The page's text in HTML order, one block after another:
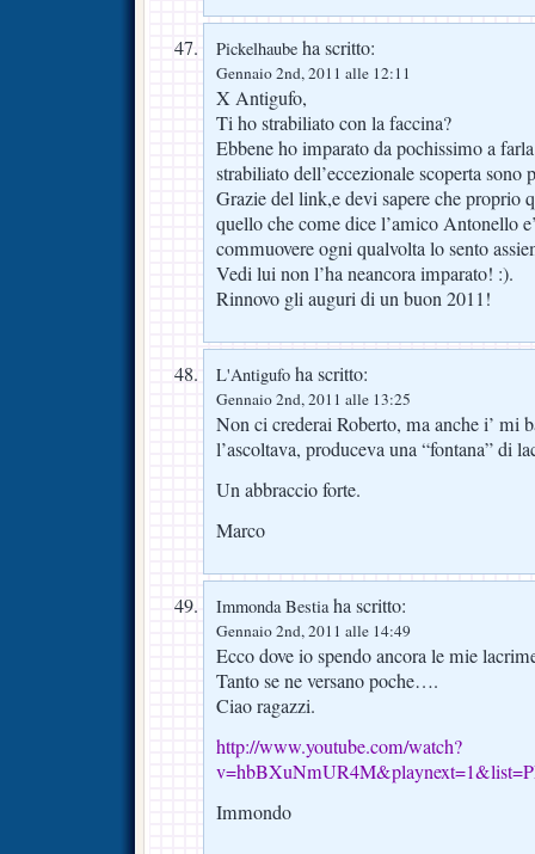
Pickelhaube ha scritto:
Gennaio 2nd, 2011 alle 12:11
X Antigufo,
Ti ho strabiliato con la faccina?
Ebbene ho imparato da pochissimo a
strabiliato dell’eccezionale scoperta sono
Grazie del link,e devi sapere che proprio
quello che come dice l’amico Antonello
commuovere ogni qualvolta lo sento
Vedi lui non l’ha neancora imparato! :).
Rinnovo gli auguri di un buon 2011!
L'Antigufo ha scritto:
Gennaio 2nd, 2011 alle 13:25
Non ci crederai Roberto, ma anche i’ mi
l’ascoltava, produceva una “fontana” di
Un abbraccio forte.
Marco
Immonda Bestiaha scritto:
Gennaio 2nd, 2011 alle 14:49
Ecco dove io spendo ancora le mie
Tanto se ne versano poche….
Ciao ragazzi.
http://www.youtube.com/watch?
Immondo